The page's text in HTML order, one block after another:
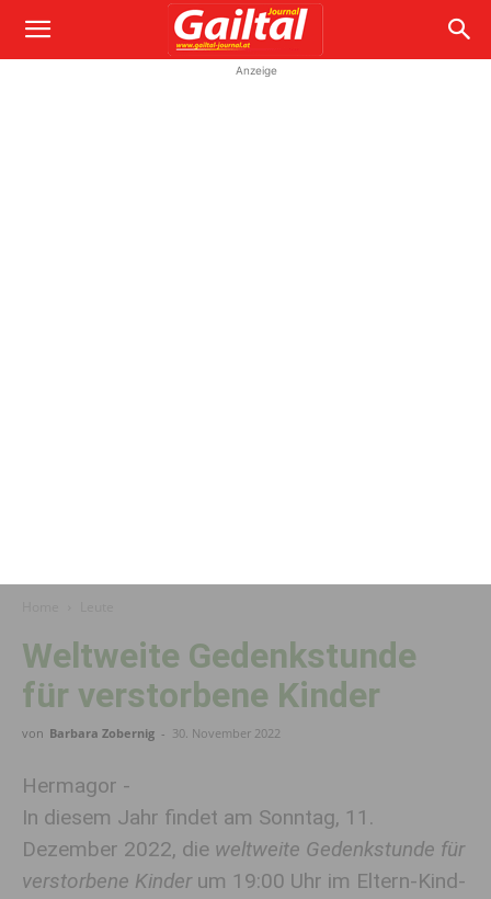
Anzeige
Weltweite Gedenkstunde
für verstorbene Kinder
von Barbara Zobernig - 30. November 2022
Hermagor -
In diesem Jahr findet am Sonntag, 11.
Dezember 2022, die weltweite Gedenkstunde für
verstorbene Kinderum 19:00 Uhr im Eltern-Kind-